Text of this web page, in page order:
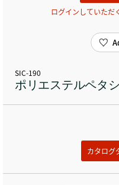
ログインしていただ
SIC-190
ポリエステルペタ
カタログ